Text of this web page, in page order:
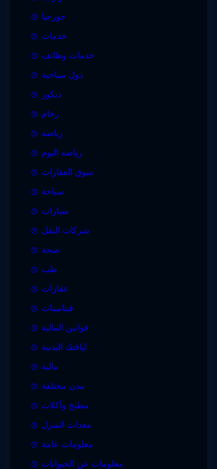
جورجيا
خدمات
خدمات وظائف
دول سياحية
ديكور
رخام
رياضة
رياضه اليوم
سوق العقارات
سياحة
سيارات
شركات النقل
صحة
طب
عقارات
فيتامينات
قوانين المالية
لياقتك البدنية
مالية
مدن مختلفة
مطبخ وأكلات
معدات المنزل
معلومات عامة
معلومات عن الحيوانات